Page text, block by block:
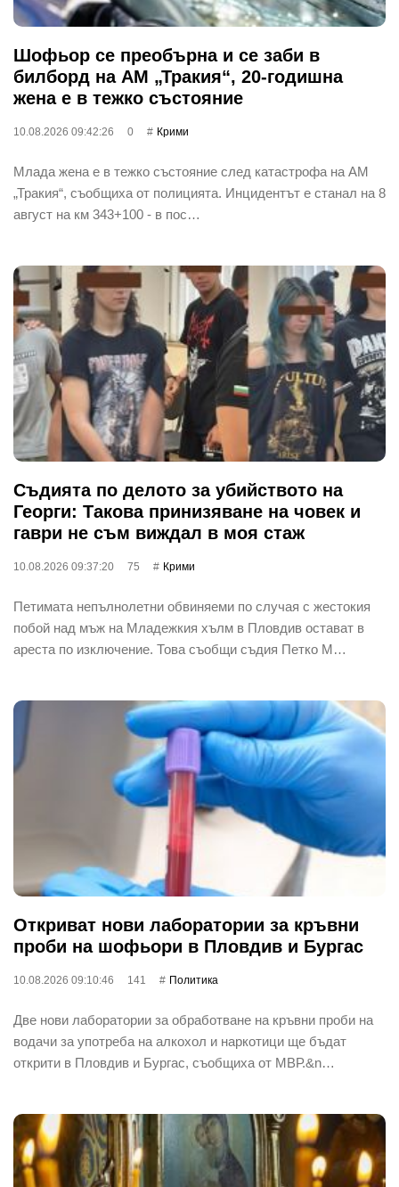
Шофьор се преобърна и се заби в
билборд на АМ „Тракия“, 20-годишна
жена е в тежко състояние
10.08.2026 09:42:26 0 Крими
Млада жена е в тежко състояние след катастрофа на АМ
„Тракия“, съобщиха от полицията. Инцидентът е станал на 8
август на км 343+100 - в пос…
Съдията по делото за убийството на
Георги: Такова принизяване на човек и
гаври не съм виждал в моя стаж
10.08.2026 09:37:20 75 Крими
Петимата непълнолетни обвиняеми по случая с жестокия
побой над мъж на Младежкия хълм в Пловдив остават в
ареста по изключение. Това съобщи съдия Петко М…
Откриват нови лаборатории за кръвни
проби на шофьори в Пловдив и Бургас
10.08.2026 09:10:46 141 Политика
Две нови лаборатории за обработване на кръвни проби на
водачи за употреба на алкохол и наркотици ще бъдат
открити в Пловдив и Бургас, съобщиха от МВР.&n…